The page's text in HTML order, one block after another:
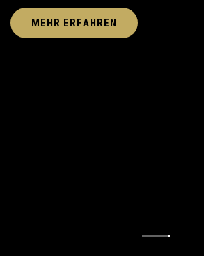
MEHR ERFAHREN